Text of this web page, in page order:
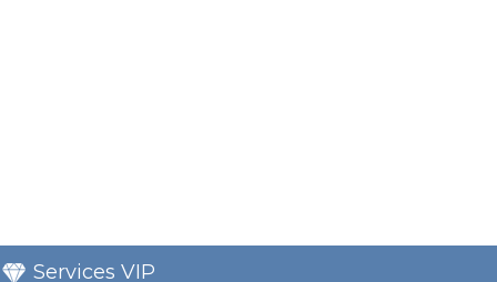
Services VIP